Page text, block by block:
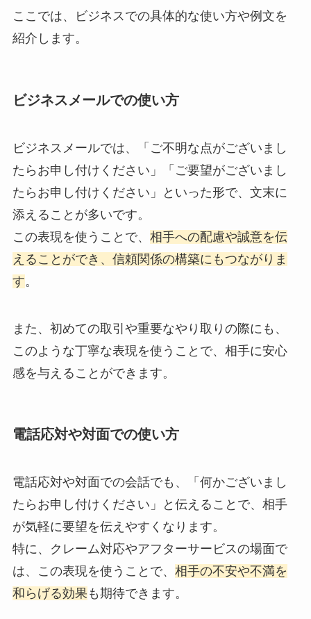
ここでは、ビジネスでの具体的な使い方や例文を
紹介します。
ビジネスメールでの使い方
ビジネスメールでは、「ご不明な点がございまし
たらお申し付けください」「ご要望がございまし
たらお申し付けください」といった形で、文末に
添えることが多いです。
この表現を使うことで、 相手への配慮や誠意を伝
えることができ、信頼関係の構築にもつながりま
す。
また、初めての取引や重要なやり取りの際にも、
このような丁寧な表現を使うことで、相手に安心
感を与えることができます。
電話応対や対面での使い方
電話応対や対面での会話でも、「何かございまし
たらお申し付けください」と伝えることで、相手
が気軽に要望を伝えやすくなります。
特に、クレーム対応やアフターサービスの場面で
は、この表現を使うことで、 相手の不安や不満を
和らげる効果 も期待できます。